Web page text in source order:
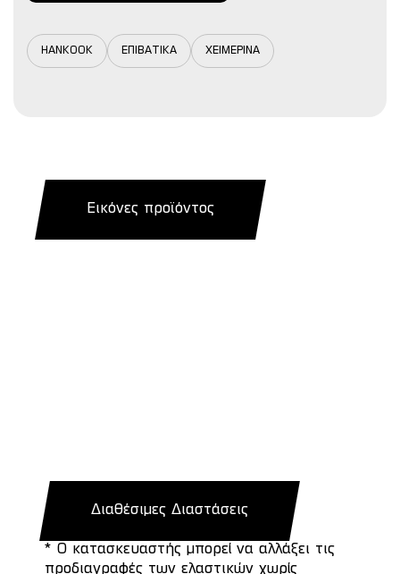
HANKOOK ΕΠΙΒΑΤΙΚΑ ΧΕΙΜΕΡΙΝΑ
Εικόνες προϊόντος
Διαθέσιμες Διαστάσεις
* Ο κατασκευαστής μπορεί να αλλάξει τις
προδιαγραφές των ελαστικών χωρίς